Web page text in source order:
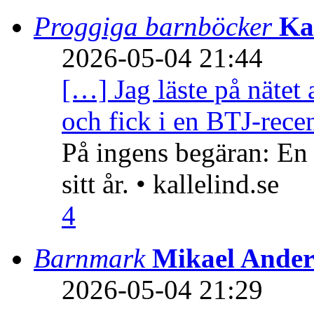
Proggiga barnböcker
2026-05-04 21:44
[…] Jag läste på nätet
och fick i en BTJ-
På ingens begäran:
sitt år. • kallelind.se
4
Barnmark Mikael
2026-05-04 21:29